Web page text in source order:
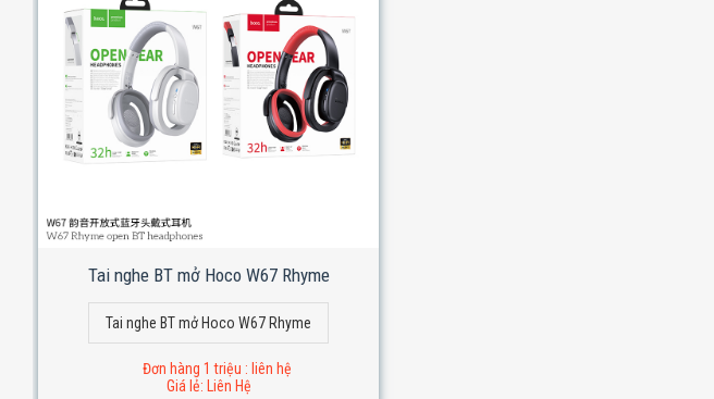
Tai nghe BT mở Hoco W67 Rhyme
Tai nghe BT mở Hoco W67 Rhyme
Đơn hàng 1 triệu : liên hệ
Giá lẻ: Liên Hệ